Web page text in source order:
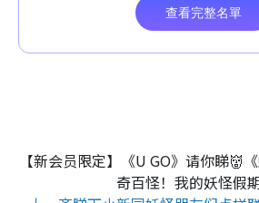
【新会员限定】《U GO》请你睇👹
奇百怪！我的妖怪假期